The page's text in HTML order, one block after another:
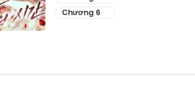
Chương 6